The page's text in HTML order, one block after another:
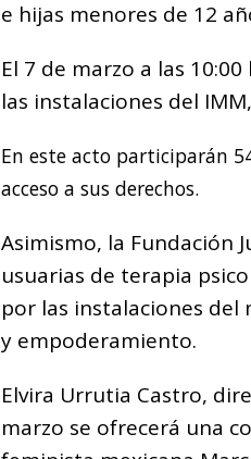
e hijas menores de 12
El 7 de marzo a las
las instalaciones del
En este acto participarán
acceso a sus derechos.
Asimismo, la Fundación
usuarias de terapia
por las instalaciones del
y empoderamiento.
Elvira Urrutia Castro,
marzo se ofrecerá una